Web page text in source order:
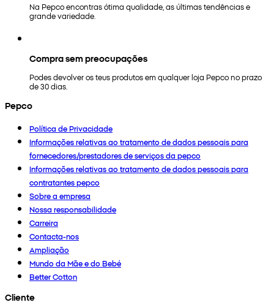
Na Pepco encontras ótima qualidade, as últimas tendências e
grande variedade.
Compra sem preocupações
Podes devolver os teus produtos em qualquer loja Pepco no prazo
de 30 dias.
Pepco
Política de Privacidade
Informações relativas ao tratamento de dados pessoais para
fornecedores/prestadores de serviços da pepco
Informações relativas ao tratamento de dados pessoais para
contratantes pepco
Sobre a empresa
Nossa responsabilidade
Carreira
Contacta-nos
Ampliação
Mundo da Mãe e do Bebé
Better Cotton
Cliente